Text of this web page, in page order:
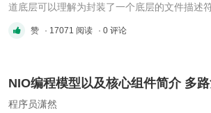
道底层可以理解为封装了一个底层的文件描述符
Channel，这个Channel是绑定到xxx上的（文
...
赞 · 17071 阅读 · 0 评论
NIO编程模型以及核心组件简介 多
程序员潇然